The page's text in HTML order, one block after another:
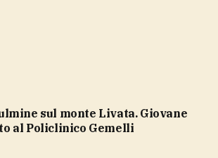
al Policlinico Gemelli